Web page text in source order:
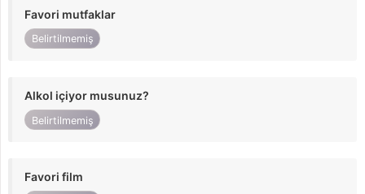
Favori mutfaklar
Belirtilmemiş
Alkol içiyor musunuz?
Belirtilmemiş
Favori film